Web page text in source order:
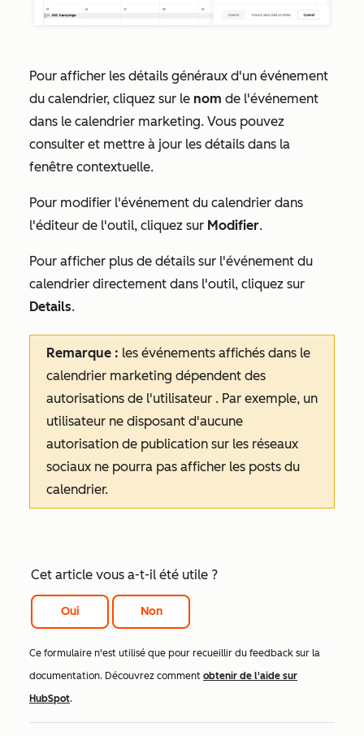
Pour afficher les détails généraux d'un événement
du calendrier, cliquez sur le nom de l'événement
dans le calendrier marketing. Vous pouvez
consulter et mettre à jour les détails dans la
fenêtre contextuelle.
Pour modifier l'événement du calendrier dans
l'éditeur de l'outil, cliquez sur Modifier.
Pour afficher plus de détails sur l'événement du
calendrier directement dans l'outil, cliquez sur
Details.
Remarque : les événements affichés dans le
calendrier marketing dépendent des
autorisations de l'utilisateur . Par exemple, un
utilisateur ne disposant d'aucune
autorisation de publication sur les réseaux
sociaux ne pourra pas afficher les posts du
calendrier.
Cet article vous a-t-il été utile ?
Oui Non
Ce formulaire n'est utilisé que pour recueillir du feedback sur la
documentation. Découvrez comment obtenir de l'aide sur
HubSpot.